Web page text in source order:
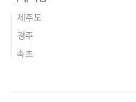
제주도
경주
속초